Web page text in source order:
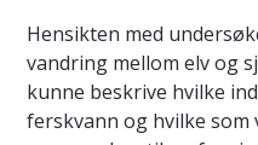
Hensikten med
vandring mellom elv og
kunne beskrive hvilke
ferskvann og hvilke som